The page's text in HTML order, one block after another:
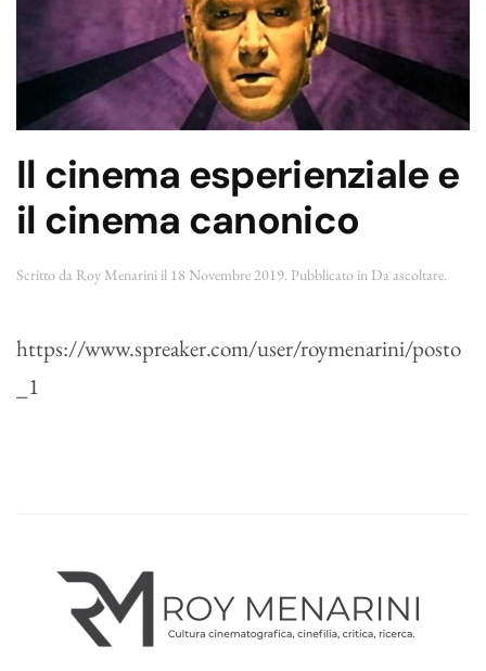
Il cinema esperienziale e
il cinema canonico
Scritto da Roy Menarini il 18 Novembre 2019. Pubblicato in Da ascoltare.
https://www.spreaker.com/user/roymenarini/posto
_1